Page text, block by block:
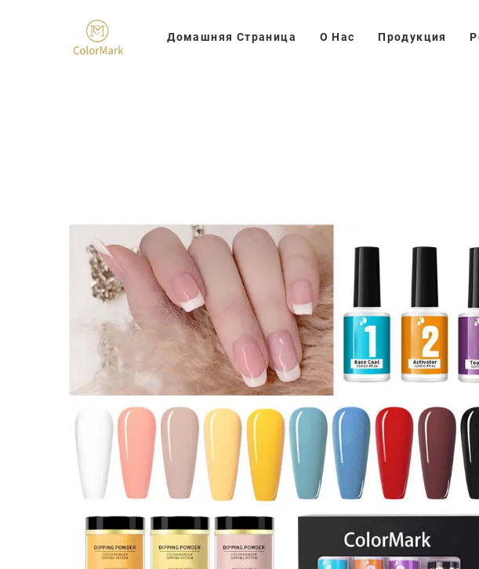
Домашняя Страница О Нас Продукция